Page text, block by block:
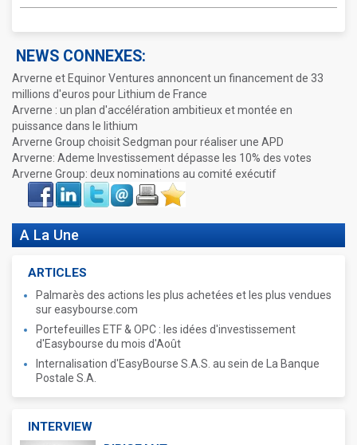
NEWS CONNEXES:
Arverne et Equinor Ventures annoncent un financement de 33
millions d'euros pour Lithium de France
Arverne : un plan d'accélération ambitieux et montée en
puissance dans le lithium
Arverne Group choisit Sedgman pour réaliser une APD
Arverne: Ademe Investissement dépasse les 10% des votes
Arverne Group: deux nominations au comité exécutif
Face
book
LinkIn Twitter Envoyer ImprimerFavoris
A La Une
ARTICLES
Palmarès des actions les plus achetées et les plus vendues
sur easybourse.com
Portefeuilles ETF & OPC : les idées d'investissement
d'Easybourse du mois d'Août
Internalisation d'EasyBourse S.A.S. au sein de La Banque
Postale S.A.
INTERVIEW